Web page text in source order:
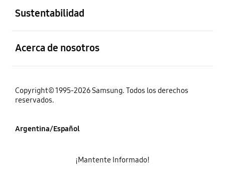
Sustentabilidad
Acerca de nosotros
Copyright© 1995-2026 Samsung. Todos los derechos
reservados.
Argentina/Español
¡Mantente Informado!